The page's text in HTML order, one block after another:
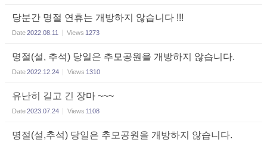
당분간 명절 연휴는 개방하지 않습니다 !!!
Date2022.08.11 Views 1273
명절(설, 추석) 당일은 추모공원을 개방하지 않습니다.
Date2022.12.24 Views 1310
유난히 길고 긴 장마 ~~~
Date2023.07.24 Views 1108
명절(설,추석) 당일은 추모공원을 개방하지 않습니다.